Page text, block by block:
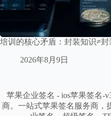
培训的核心矛盾：封装知识≠封
2026年8月9日
苹果企业签名 - ios苹果签名-
商。一站式苹果签名服务商，